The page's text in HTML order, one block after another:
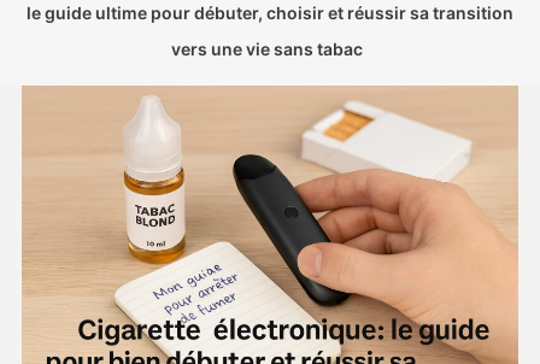
le guide ultime pour débuter, choisir et réussir sa transition
vers une vie sans tabac